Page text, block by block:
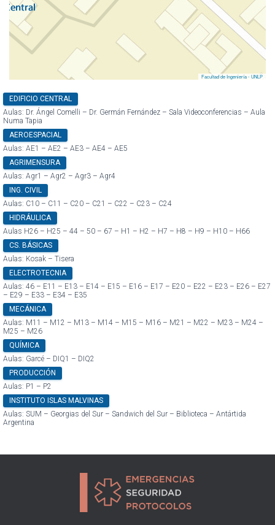
Facultad de Ingeniería - UNLP
EDIFICIO CENTRAL
Aulas: Dr. Ángel Comelli – Dr. Germán Fernández – Sala Videoconferencias – Aula
Numa Tapia
AEROESPACIAL
Aulas: AE1 – AE2 – AE3 – AE4 – AE5
AGRIMENSURA
Aulas: Agr1 – Agr2 – Agr3 – Agr4
ING. CIVIL
Aulas: C10 – C11 – C20 – C21 – C22 – C23 – C24
HIDRÁULICA
Aulas H26 – H25 – 44 – 50 – 67 – H1 – H2 – H7 – H8 – H9 – H10 – H66
CS. BÁSICAS
Aulas: Kosak – Tisera
ELECTROTECNIA
Aulas: 46 – E11 – E13 – E14 – E15 – E16 – E17 – E20 – E22 – E23 – E26 – E27
– E29 – E33 – E34 – E35
MECÁNICA
Aulas: M11 – M12 – M13 – M14 – M15 – M16 – M21 – M22 – M23 – M24 –
M25 – M26
QUÍMICA
Aulas: Garcé – DIQ1 – DIQ2
PRODUCCIÓN
Aulas: P1 – P2
INSTITUTO ISLAS MALVINAS
Aulas: SUM – Georgias del Sur – Sandwich del Sur – Biblioteca – Antártida
Argentina